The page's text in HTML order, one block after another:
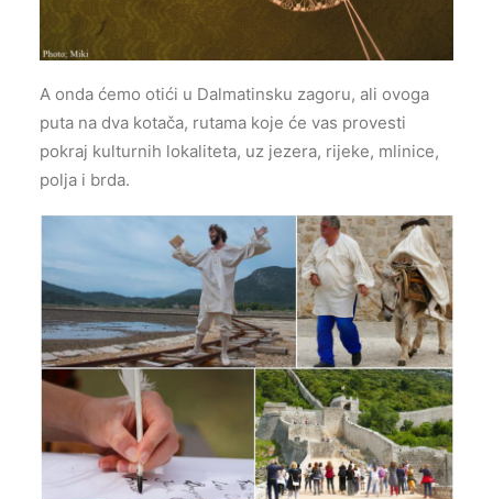
A onda ćemo otići u Dalmatinsku zagoru, ali ovoga
puta na dva kotača, rutama koje će vas provesti
pokraj kulturnih lokaliteta, uz jezera, rijeke, mlinice,
polja i brda.